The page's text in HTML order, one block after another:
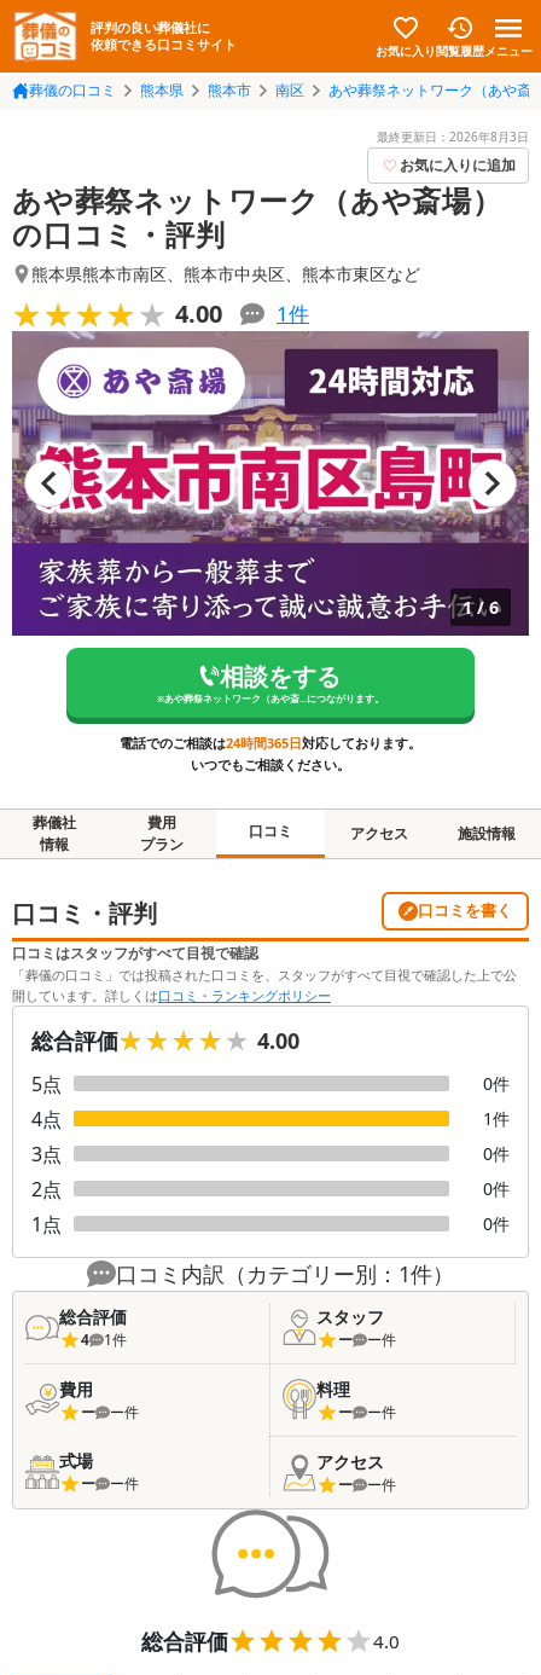
評判の良い葬儀社に
依頼できる口コミサイト
お気に入り閲覧履歴メニュー
葬儀の口コミ 熊本県 熊本市 南区 あや葬祭ネットワーク（あや斎
最終更新日： 2026年8月3日
お気に入りに追加
あや葬祭ネットワーク（あや斎場）
の口コミ・評判
熊本県熊本市南区、 熊本市中央区、 熊本市東区など
★★★★★
★★★★★ 4.00 1件
1/6
相談をする
※あや葬祭ネットワーク（あや斎...につながります。
電話でのご相談は24時間365日対応しております。
いつでもご相談ください。
葬儀社
情報
費用
プラン
口コミ アクセス 施設情報
口コミ・評判 口コミを書く
口コミはスタッフがすべて目視で確認
「葬儀の口コミ」では投稿された口コミを、スタッフがすべて目視で確認した上で公
開しています。詳しくは口コミ・ランキングポリシー
総合評価★★★★★
★★★★★ 4.00
5点 0件
4点 1件
3点 0件
2点 0件
1 点 0件
口コミ内訳（カテゴリー別： 1件）
総合評価
4 1件
スタッフ
ー ー件
費用
ー ー件
料理
ー ー件
式場
ー ー件
アクセス
ー ー件
総合評価 4.0